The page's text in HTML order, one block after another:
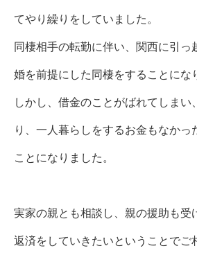
てやり繰りをしていました。
同棲相手の転勤に伴い、関西に引っ
婚を前提にした同棲をすることにな
しかし、借金のことがばれてしまい
り、一人暮らしをするお金もなかっ
ことになりました。
実家の親とも相談し、親の援助も受
返済をしていきたいということでご